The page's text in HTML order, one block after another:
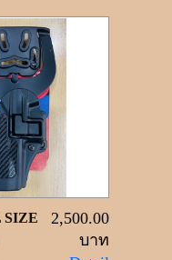
SIZE
2,500.00
บาท